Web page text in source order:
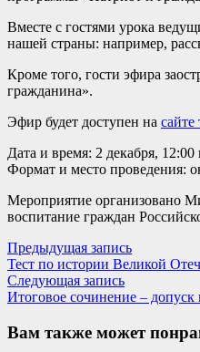
Вместе с гостями урока
нашей страны: например,
Кроме того, гости эфира
гражданина».
Эфир будет доступен на
Дата и время: 2 декабря,
Формат и место проведения:
Мероприятие организовано
воспитание граждан
Навигация
по
записям
Предыдущая запись
запись:
Тест по истории Великой
Следующая записьСледующая
запись:
Итоговое сочинение – допуск
Вам также может